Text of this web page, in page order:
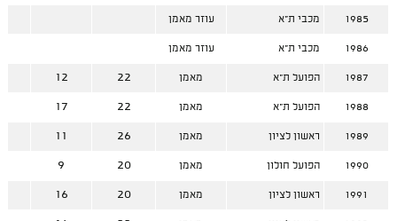
1985 מכבי ת"א עוזר מאמן
1986 מכבי ת"א עוזר מאמן
1987 הפועל ת"א מאמן 22
12
1988 הפועל ת"א מאמן 22
17
1989 ראשון לציון מאמן 26
11
1990 הפועל חולון מאמן 20
9
1991 ראשון לציון מאמן 20
16